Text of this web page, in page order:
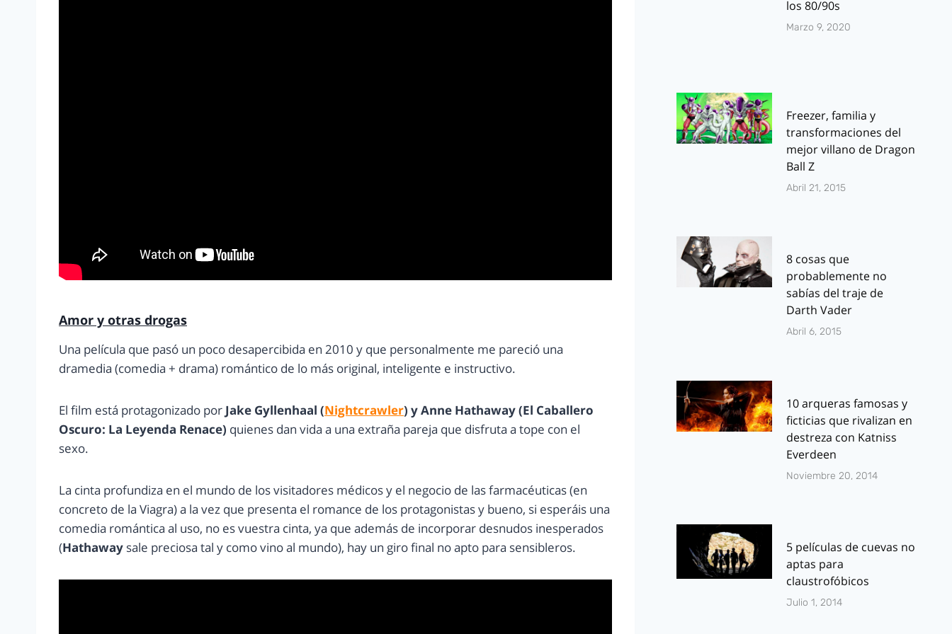
Amor y otras drogas
Una película que pasó un poco desapercibida en 2010 y que personalmente me pareció una
dramedia (comedia + drama) romántico de lo más original, inteligente e instructivo.
El film está protagonizado por Jake Gyllenhaal (Nightcrawler) y Anne Hathaway (El Caballero
Oscuro: La Leyenda Renace) quienes dan vida a una extraña pareja que disfruta a tope con el
sexo.
La cinta profundiza en el mundo de los visitadores médicos y el negocio de las farmacéuticas (en
concreto de la Viagra) a la vez que presenta el romance de los protagonistas y bueno, si esperáis una
comedia romántica al uso, no es vuestra cinta, ya que además de incorporar desnudos inesperados
(Hathaway sale preciosa tal y como vino al mundo), hay un giro final no apto para sensibleros.
los 80/90s
Marzo 9, 2020
Freezer, familia y
transformaciones del
mejor villano de Dragon
Ball Z
Abril 21, 2015
8 cosas que
probablemente no
sabías del traje de
Darth Vader
Abril 6, 2015
10 arqueras famosas y
ficticias que rivalizan en
destreza con Katniss
Everdeen
Noviembre 20, 2014
5 películas de cuevas no
aptas para
claustrofóbicos
Julio 1, 2014